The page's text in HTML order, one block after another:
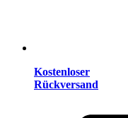
Kostenloser
Rückversand